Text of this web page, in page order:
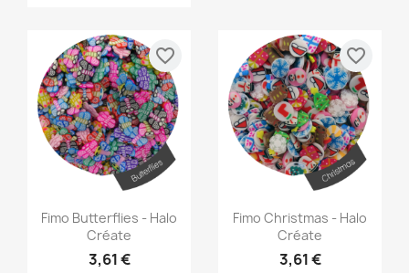
 Aperçu rapide
Fimo Butterflies - Halo
Créate
3,61 €
favorite_border
Aperçu rapide
Fimo Christmas - Halo
Créate
3,61 €
favorite_border